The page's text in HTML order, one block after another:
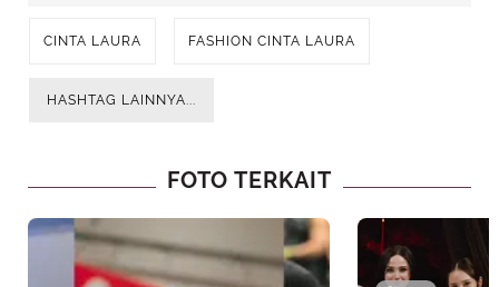
CINTA LAURA FASHION CINTA LAURA
HASHTAG LAINNYA...
FOTO TERKAIT